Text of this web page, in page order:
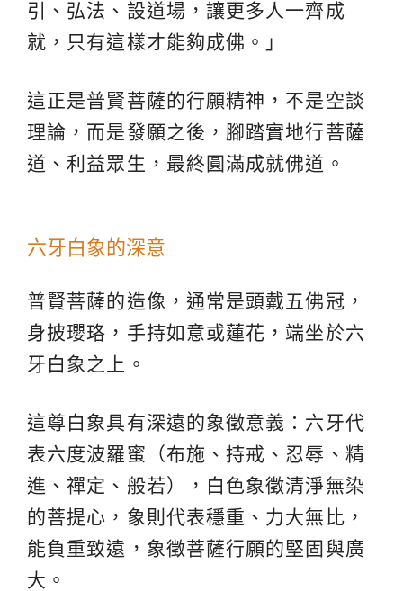
引、弘法、設道場，讓更多人一齊成
就，只有這樣才能夠成佛。」
這正是普賢菩薩的行願精神，不是空談
理論，而是發願之後，腳踏實地行菩薩
道、利益眾生，最終圓滿成就佛道。
六牙白象的深意
普賢菩薩的造像，通常是頭戴五佛冠，
身披瓔珞，手持如意或蓮花，端坐於六
牙白象之上。
這尊白象具有深遠的象徵意義：六牙代
表六度波羅蜜（布施、持戒、忍辱、精
進、禪定、般若），白色象徵清淨無染
的菩提心，象則代表穩重、力大無比，
能負重致遠，象徵菩薩行願的堅固與廣
大。